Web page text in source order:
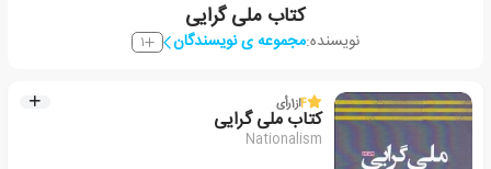
کتاب ملی گرایی
نویسنده:مجموعه ی نویسندگان 1
4از1رأی
کتاب ملی گرایی
Nationalism